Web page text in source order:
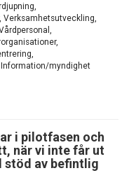
myndighet
i pilotfasen och
när vi inte får ut
stöd av befintlig